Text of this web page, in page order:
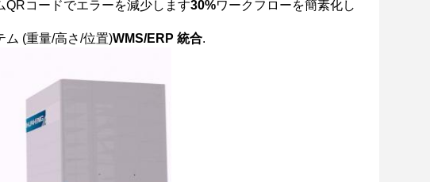
QRコードでエラーを減少します30%ワークフローを簡素化し
ム (重量/高さ/位置)WMS/ERP 統合.